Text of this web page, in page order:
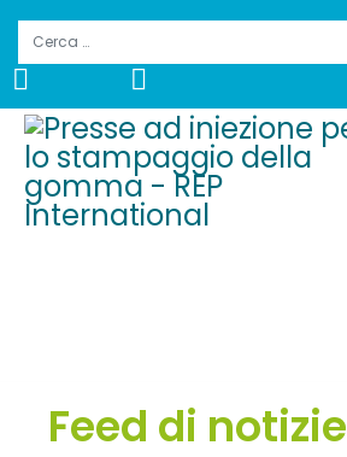
Cerca
Feed di notizie